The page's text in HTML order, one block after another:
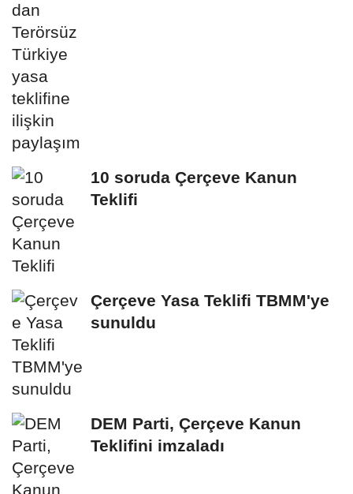
10 soruda Çerçeve Kanun
Teklifi
Çerçeve Yasa Teklifi TBMM'ye
sunuldu
DEM Parti, Çerçeve Kanun
Teklifini imzaladı